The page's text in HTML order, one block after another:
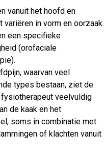
vanuit het hoofd en
variëren in vorm en oorzaak.
een specifieke
(orofaciale
waarvan veel
types bestaan, ziet de
veelvuldig
de kaak en het
soms in combinatie met
of klachten vanuit